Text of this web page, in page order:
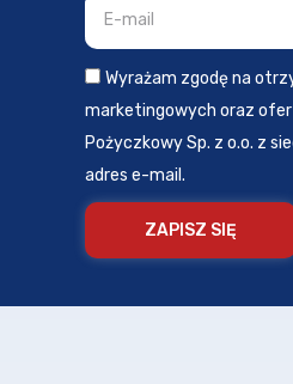
Wyrażam zgodę na
marketingowych oraz
Pożyczkowy Sp. z o.o. z
adres e-mail.
ZAPISZ SIĘ